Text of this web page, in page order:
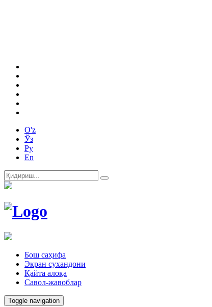
O'z
Ўз
Ру
En
Бош саҳифа
Экран сухандони
Қайта алоқа
Савол-жавоблар
Toggle navigation